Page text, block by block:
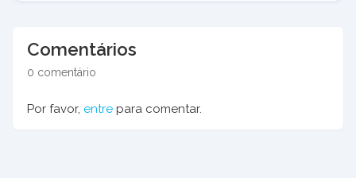
Comentários
0 comentário
Por favor, entre para comentar.